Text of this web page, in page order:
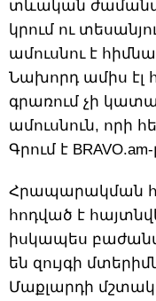
տևական
կրում ու
ամուսնու է
Նախորդ ամիս էլ
գրառում չի
ամուսնուն, որի
Գրում է BRAVO.am-
Հրապարակման
հոդված է
իսկապես
են զույգի
Մաքլարդի